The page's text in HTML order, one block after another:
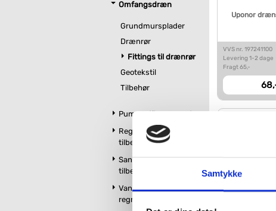
Samtykke
Omfangsdræn
Grundmursplader
Drænrør
Fittings til drænrør
Geotekstil
Tilbehør
Pumper til regnvand
Regnfaskiner og
tilbehør
Sandfangsbrønd og
tilbehør
Vandtank og
regnvandsopsamler
Uponor
VVS nr. 197241100
Levering 1-2 dage
Fragt 65,-